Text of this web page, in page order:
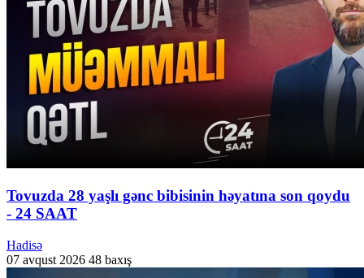
Tovuzda 28 yaşlı gənc bibisinin həyatına son qoydu
- 24 SAAT
Hadisə
07 avqust 2026 48 baxış